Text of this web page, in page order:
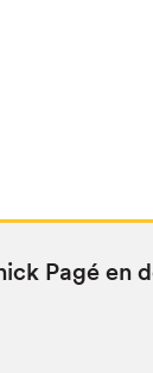
Pagé en